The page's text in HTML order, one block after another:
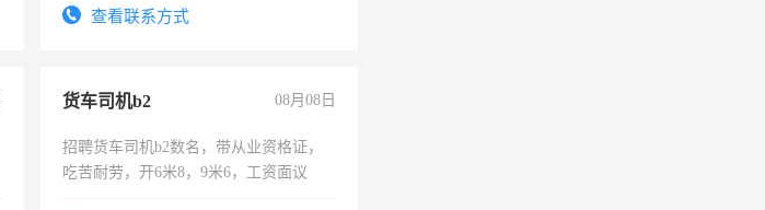
表或者有医学资质的优先，底薪+绩效，
查看联系方式
货车司机b2 08月08日
招聘货车司机b2数名，带从业资格证，
吃苦耐劳，开6米8，9米6，工资面议